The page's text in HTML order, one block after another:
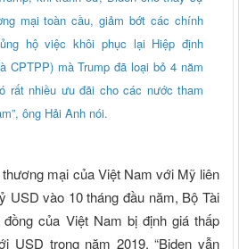
mại toàn cầu, giảm bớt các chính
hộ việc khôi phục lại Hiệp định
CPTPP) mà Trump đã loại bỏ 4 năm
rất nhiều ưu đãi cho các nước tham
ông Hải Anh nói.
mại của Việt Nam với Mỹ liên
USD vào 10 tháng đầu năm, Bộ Tài
của Việt Nam bị định giá thấp
USD trong năm 2019. “Biden vẫn